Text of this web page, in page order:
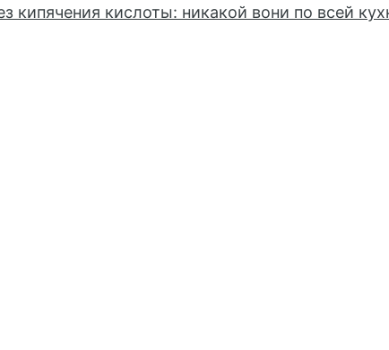
кипячения кислоты: никакой вони по всей